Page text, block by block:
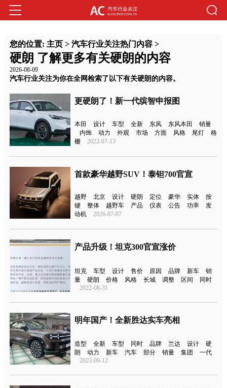
您的位置: 主页> 汽车行业关注热门内容>
硬朗 了解更多有关硬朗的内容
2026-08-09
汽车行业关注为你在全网检索了以下有关硬朗的内容。
更硬朗了！新一代缤智申报图
本田 设计 车型 全新 东风 东风本田
销量
内饰
动力 外观 市场 方面 风格 尾灯
格
栅
2022-07-13
首款豪华越野SUV！泰钽700官宣
越野 北京 设计 硬朗 定位 豪华 实体
按
键
整体 越野车 产品 仪表 公告 功率
发
动机
2026-07-07
产品升级！坦克300官宣涨价
坦克 车型 设计 售价 原因 品牌 新车
销
量
硬朗 价格 风格 长城 调整 区间
同时
2022-08-31
明年国产！全新胜达实车亮相
造型 全新 车型 同时 品牌 兰达 设计
硬
朗
动力 新车 汽车 部分 销量 集团
一代
2023-09-12